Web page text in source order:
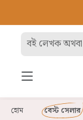
হোম বেস্ট সেলার